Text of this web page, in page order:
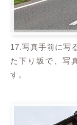
17.写真手前に写
た下り坂で、写
す。